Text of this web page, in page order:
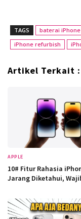
TAGS baterai iPhone
iPhone refurbish
Artikel Terkait :
APPLE
10# Fitur Rahasia
Jarang Diketahui,